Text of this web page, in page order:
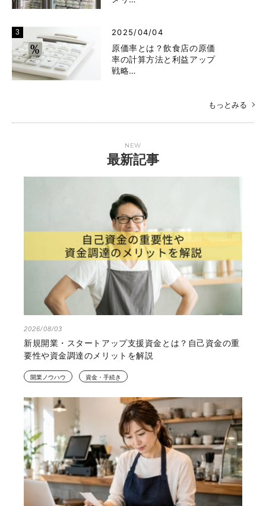
2025/04/04
原価率とは？飲食店の原価
率の計算方法と利益アップ
戦略…
もっとみる
NEW
最新記事
2026/08/03
新規開業・スタートアップ支援資金とは？自己資金の重
要性や資金調達のメリットを解説
開業ノウハウ 資金・手続き